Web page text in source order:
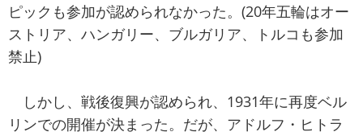
ピックも参加が認められなかった。(20年五輪はオー
ストリア、ハンガリー、ブルガリア、トルコも参加
禁止)
しかし、戦後復興が認められ、1931年に再度ベル
リンでの開催が決まった。だが、アドルフ・ヒトラ